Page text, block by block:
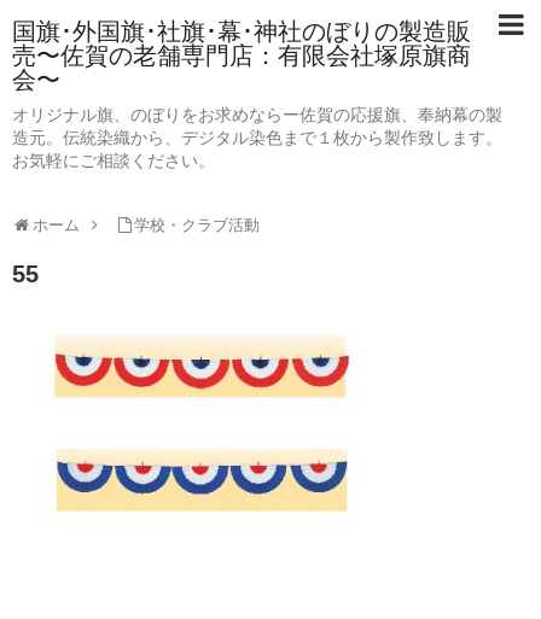
国旗･外国旗･社旗･幕･神社のぼりの製造販
売〜佐賀の老舗専門店：有限会社塚原旗商
会〜
オリジナル旗、のぼりをお求めならー佐賀の応援旗、奉納幕の製
造元。伝統染織から、デジタル染色まで１枚から製作致します。
お気軽にご相談ください。
ホーム 学校・クラブ活動
55